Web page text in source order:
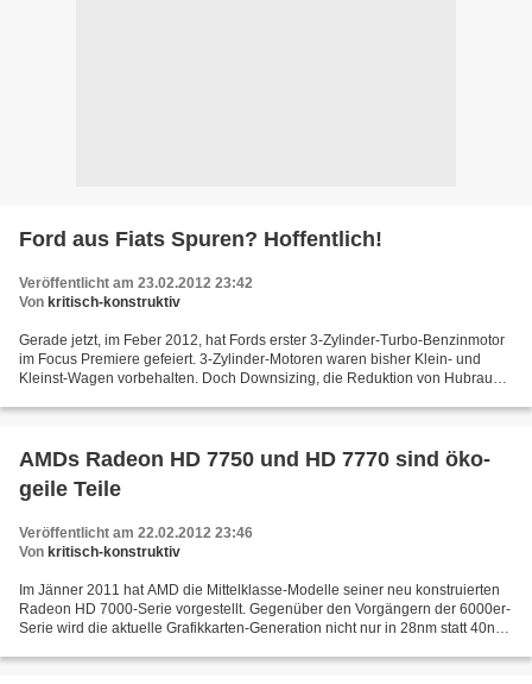
Ford aus Fiats Spuren? Hoffentlich!
Veröffentlicht am 23.02.2012 23:42
Von kritisch-konstruktiv
Gerade jetzt, im Feber 2012, hat Fords erster 3-Zylinder-Turbo-Benzinmotor
im Focus Premiere gefeiert. 3-Zylinder-Motoren waren bisher Klein- und
Kleinst-Wagen vorbehalten. Doch Downsizing, die Reduktion von Hubraum
AMDs Radeon HD 7750 und HD 7770 sind öko-
geile Teile
Veröffentlicht am 22.02.2012 23:46
Von kritisch-konstruktiv
Im Jänner 2011 hat AMD die Mittelklasse-Modelle seiner neu konstruierten
Radeon HD 7000-Serie vorgestellt. Gegenüber den Vorgängern der 6000er-
Serie wird die aktuelle Grafikkarten-Generation nicht nur in 28nm statt 40nm